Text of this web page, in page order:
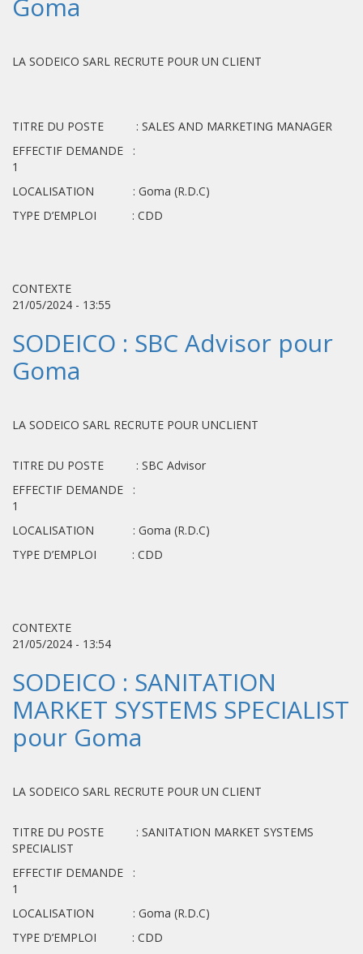
Goma
LA SODEICO SARL RECRUTE POUR UN CLIENT
TITRE DU POSTE : SALES AND MARKETING MANAGER
EFFECTIF DEMANDE :
1
LOCALISATION : Goma (R.D.C)
TYPE D’EMPLOI : CDD
CONTEXTE
21/05/2024 - 13:55
SODEICO : SBC Advisor pour
Goma
LA SODEICO SARL RECRUTE POUR UNCLIENT
TITRE DU POSTE : SBC Advisor
EFFECTIF DEMANDE :
1
LOCALISATION : Goma (R.D.C)
TYPE D’EMPLOI : CDD
CONTEXTE
21/05/2024 - 13:54
SODEICO : SANITATION
MARKET SYSTEMS SPECIALIST
pour Goma
LA SODEICO SARL RECRUTE POUR UN CLIENT
TITRE DU POSTE : SANITATION MARKET SYSTEMS
SPECIALIST
EFFECTIF DEMANDE :
1
LOCALISATION : Goma (R.D.C)
TYPE D’EMPLOI : CDD